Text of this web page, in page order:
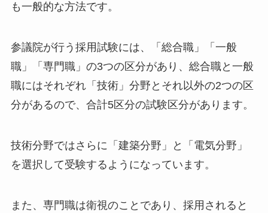
も一般的な方法です。
参議院が行う採用試験には、「総合職」「一般
職」「専門職」の3つの区分があり、総合職と一般
職にはそれぞれ「技術」分野とそれ以外の2つの区
分があるので、合計5区分の試験区分があります。
技術分野ではさらに「建築分野」と「電気分野」
を選択して受験するようになっています。
また、専門職は衛視のことであり、採用されると